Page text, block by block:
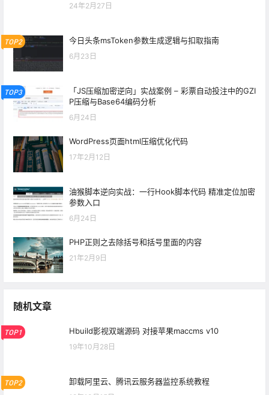
24年2月27日
TOP2 今日头条msToken参数生成逻辑与扣取指南
6月23日
TOP3
「JS压缩加密逆向」实战案例 – 彩票自动投注中的GZI
P压缩与Base64编码分析
6月24日
WordPress页面html压缩优化代码
17年2月12日
油猴脚本逆向实战：一行Hook脚本代码 精准定位加密
参数入口
6月24日
PHP正则之去除括号和括号里面的内容
21年2月9日
随机文章
TOP1 Hbuild影视双端源码 对接苹果maccms v10
19年10月28日
TOP2 卸载阿里云、腾讯云服务器监控系统教程